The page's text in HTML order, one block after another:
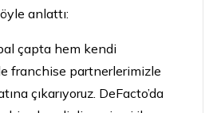
anlattı:
çapta hem kendi
franchise partnerlerimizle
çıkarıyoruz. DeFacto’da